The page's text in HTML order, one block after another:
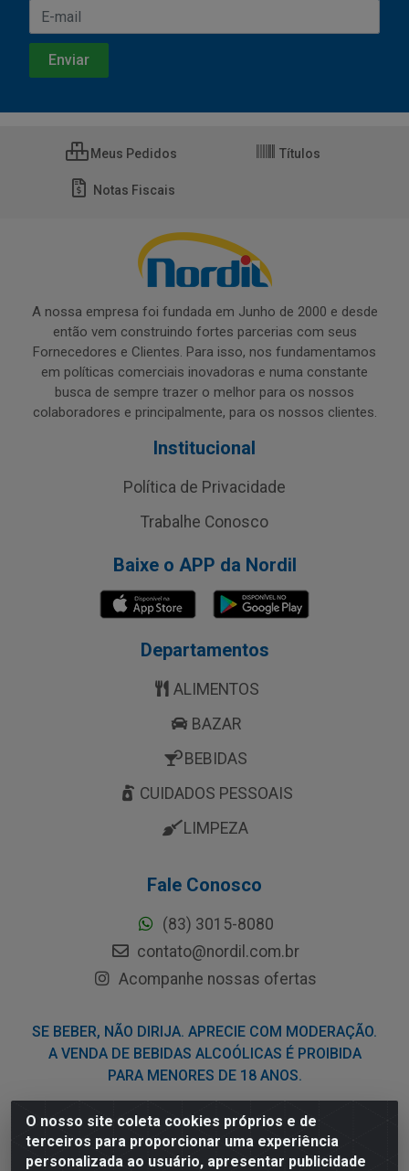
O nosso site coleta cookies próprios e de
terceiros para proporcionar uma experiência
personalizada ao usuário, apresentar publicidade
Meus Pedidos Títulos
Notas Fiscais
A nossa empresa foi fundada em Junho de 2000 e desde
então vem construindo fortes parcerias com seus
Fornecedores e Clientes. Para isso, nos fundamentamos
em políticas comerciais inovadoras e numa constante
busca de sempre trazer o melhor para os nossos
colaboradores e principalmente, para os nossos clientes.
Institucional
Política de Privacidade
Trabalhe Conosco
Baixe o APP da Nordil
Departamentos
ALIMENTOS
BAZAR
BEBIDAS
CUIDADOS PESSOAIS
LIMPEZA
Fale Conosco
(83) 3015-8080
contato@nordil.com.br
Acompanhe nossas ofertas
SE BEBER, NÃO DIRIJA. APRECIE COM MODERAÇÃO.
A VENDA DE BEBIDAS ALCOÓLICAS É PROIBIDA
PARA MENORES DE 18 ANOS.
Nordil Distribuidora - Avenida Liberdade, 2738, Bloco F -
Sesi - Bayeux/PB - CEP 58.111-400 - CNPJ